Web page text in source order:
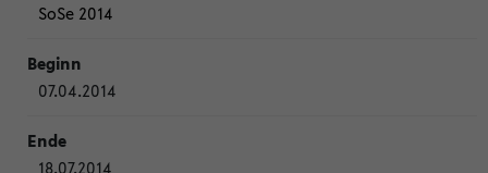
SoSe 2014
07.04.2014
18.07.2014